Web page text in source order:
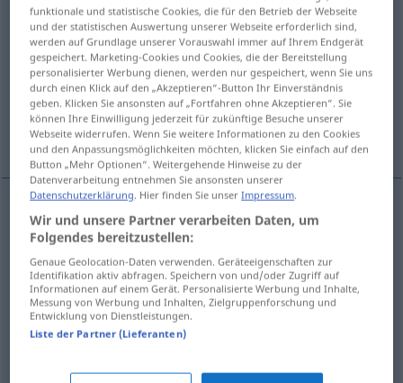
Pfändungsbefehlm
Übersicht aller Übersetzungen
(Für mehr Details die Übersetzung anklicken/antippen)
writ of attachment, distringas, warrant of
attachment
warrantofattachment(oddistress)
Pfändungsbefehl JUR
writofattachment US Pfändungsbefehl JUR
Pfändungsbefehl
funktionale und statistische Cookies, die für den Betrieb der Webseite
und der statistischen Auswertung unserer Webseite erforderlich sind,
werden auf Grundlage unserer Vorauswahl immer auf Ihrem Endgerät
gespeichert. Marketing-Cookies und Cookies, die der Bereitstellung
personalisierter Werbung dienen, werden nur gespeichert, wenn Sie uns
durch einen Klick auf den „Akzeptieren“-Button Ihr Einverständnis
geben. Klicken Sie ansonsten auf „Fortfahren ohne Akzeptieren“. Sie
können Ihre Einwilligung jederzeit für zukünftige Besuche unserer
Webseite widerrufen. Wenn Sie weitere Informationen zu den Cookies
und den Anpassungsmöglichkeiten möchten, klicken Sie einfach auf den
Button „Mehr Optionen“. Weitergehende Hinweise zu der
Datenverarbeitung entnehmen Sie ansonsten unserer
Datenschutzerklärung. Hier finden Sie unserImpressum.
Wir und unsere Partner verarbeiten Daten, um
Folgendes bereitzustellen:
Genaue Geolocation-Daten verwenden. Geräteeigenschaften zur
Identifikation aktiv abfragen. Speichern von und/oder Zugriff auf
Informationen auf einem Gerät. Personalisierte Werbung und Inhalte,
Messung von Werbung und Inhalten, Zielgruppenforschung und
Entwicklung von Dienstleistungen.
Liste der Partner (Lieferanten)